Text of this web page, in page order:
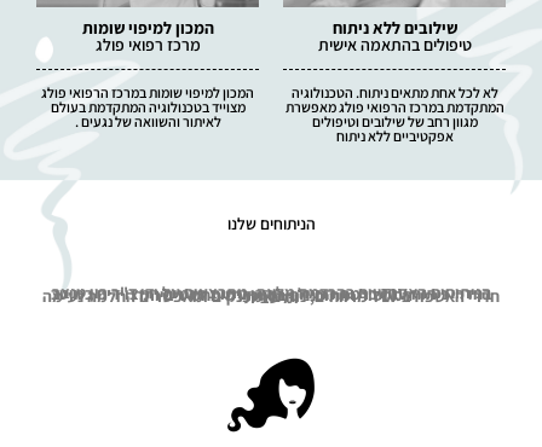
שילובים ללא ניתוח
טיפולים בהתאמה אישית
לא לכל אחת מתאים ניתוח. הטכנולוגיה
המתקדמת במרכז הרפואי פולג מאפשרת
מגוון רחב של שילובים וטיפולים
אפקטיביים ללא ניתוח
המכון למיפוי שומות
מרכז רפואי פולג
המכון למיפוי שומות במרכז הרפואי פולג
מצוייד בטכנולוגיה המתקדמת בעולם
לאיתור והשוואה של נגעים .
​הניתוחים שלנו
הניתוחים האסתטיים בהרדמה מלאה, מתבצעים על ידי ד"ר רון טנצר בחדרי ניתוח TLV ברמת החייל – חדרי ניתוח חכמים המצוידים במיטב המכשור ומתוכננים בסטנדרט מחמיר ביותר.
חדרי האשפוז ב TLV מרווחים, נוחים ומפנקים ומאפשרים החלמה נעימה ומיטבית